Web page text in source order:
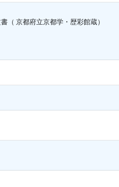
京都府立京都学・歴彩館蔵）